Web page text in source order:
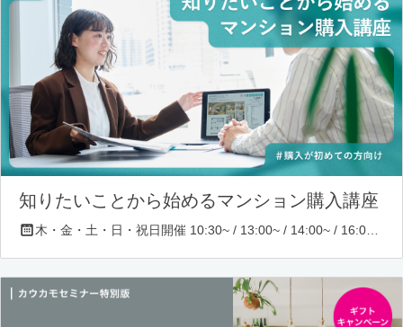
知りたいことから始めるマンション購入講座